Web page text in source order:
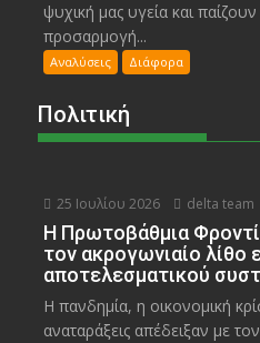
ψυχική μας υγεία και
προσαρμογή...
Αναλύσεις Διάφορα
Πολιτική
25 Ιουλίου 2026 delta team
Η Πρωτοβάθμια
τον ακρογωνιαίο λίθο
αποτελεσματικού
Η πανδημία, η οικονομική
αναταράξεις απέδειξαν με